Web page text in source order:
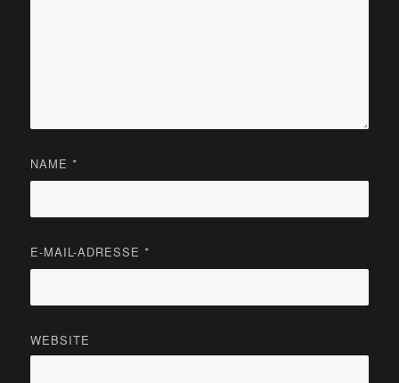
NAME *
E-MAIL-ADRESSE *
WEBSITE